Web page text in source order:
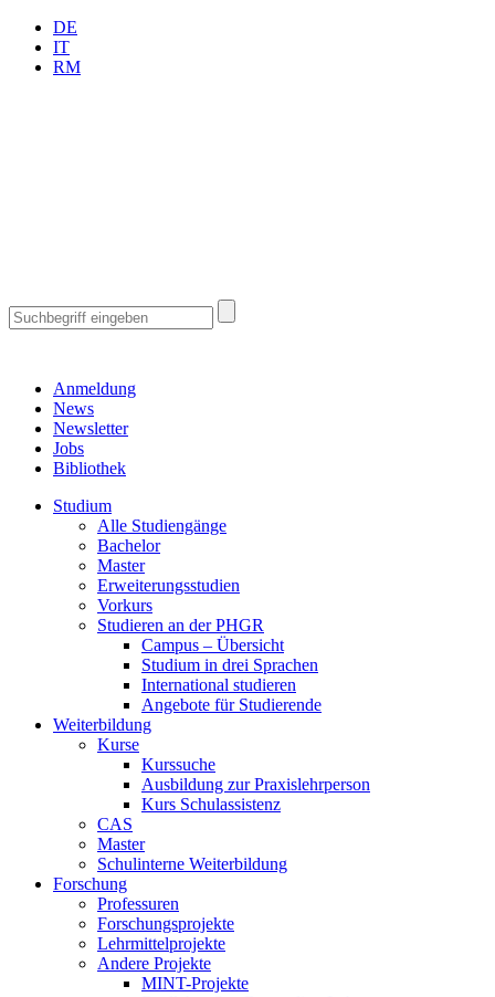
DE
IT
RM
Anmeldung
News
Newsletter
Jobs
Bibliothek
Studium
Alle Studiengänge
Bachelor
Master
Erweiterungsstudien
Vorkurs
Studieren an der PHGR
Campus – Übersicht
Studium in drei Sprachen
International studieren
Angebote für Studierende
Weiterbildung
Kurse
Kurssuche
Ausbildung zur Praxislehrperson
Kurs Schulassistenz
CAS
Master
Schulinterne Weiterbildung
Forschung
Professuren
Forschungsprojekte
Lehrmittelprojekte
Andere Projekte
MINT-Projekte